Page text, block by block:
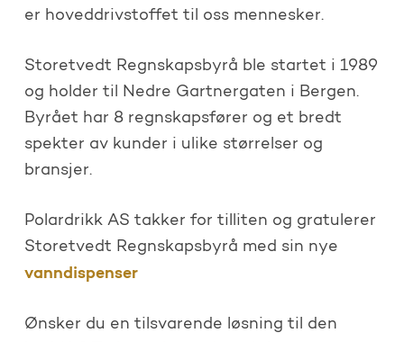
er hoveddrivstoffet til oss mennesker.
Storetvedt Regnskapsbyrå ble startet i 1989
og holder til Nedre Gartnergaten i Bergen.
Byrået har 8 regnskapsfører og et bredt
spekter av kunder i ulike størrelser og
bransjer.
Polardrikk AS takker for tilliten og gratulerer
Storetvedt Regnskapsbyrå med sin nye
vanndispenser
Ønsker du en tilsvarende løsning til den